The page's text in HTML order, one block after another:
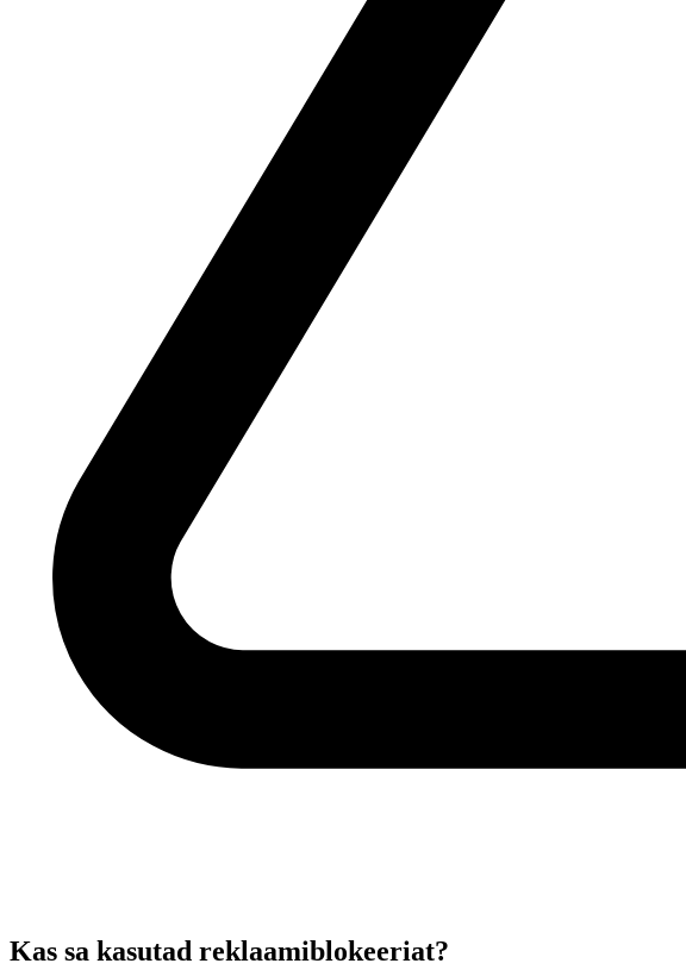
Kas sa kasutad reklaamiblokeeriat?